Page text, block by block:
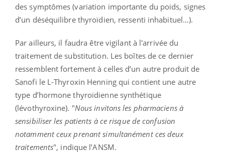
des symptômes (variation importante du poids, signes
d’un déséquilibre thyroïdien, ressenti inhabituel…).
Par ailleurs, il faudra être vigilant à l'arrivée du
traitement de substitution. Les boîtes de ce dernier
ressemblent fortement à celles d’un autre produit de
Sanofi le L-Thyroxin Henning qui contient une autre
type d’hormone thyroïdienne synthétique
(lévothyroxine). "Nous invitons les pharmaciens à
sensibiliser les patients à ce risque de confusion
notamment ceux prenant simultanément ces deux
traitements", indique l’ANSM.